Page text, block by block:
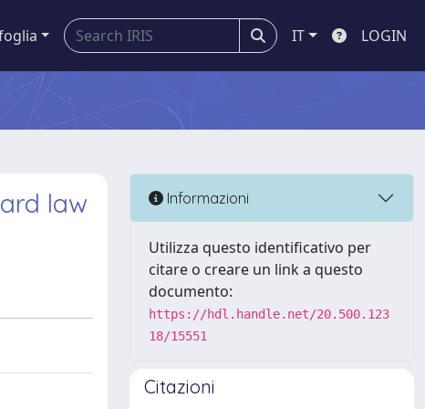
IT LOGIN
law
Informazioni
Utilizza questo identificativo per
citare o creare un link a questo
documento:
https://hdl.handle.net/20.500.123
18/15551
Citazioni